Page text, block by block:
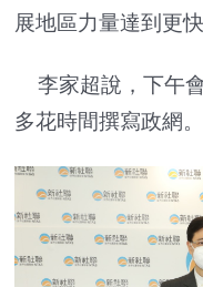
展地區力量達到更
李家超說，下午
多花時間撰寫政網